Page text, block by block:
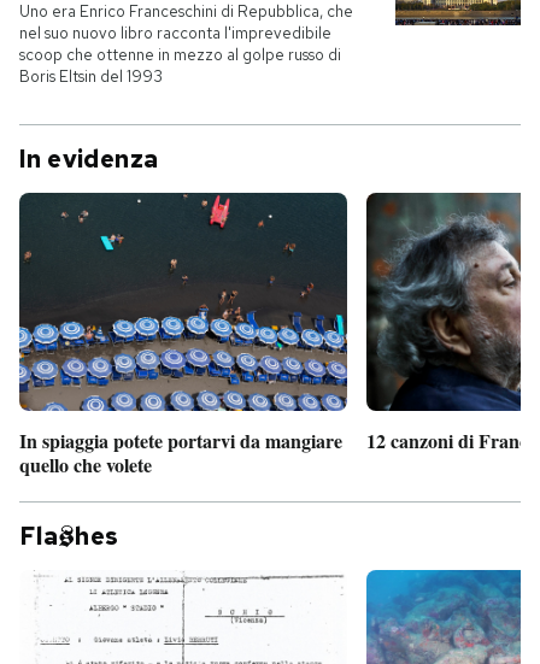
CALENDARIO
Entra
Uno era Enrico Franceschini di Repubblica, che
nel suo nuovo libro racconta l'imprevedibile
scoop che ottenne in mezzo al golpe russo di
Boris Eltsin del 1993
In evidenza
In spiaggia potete portarvi da mangiare
quello che volete
12 canzoni di
Fla hes